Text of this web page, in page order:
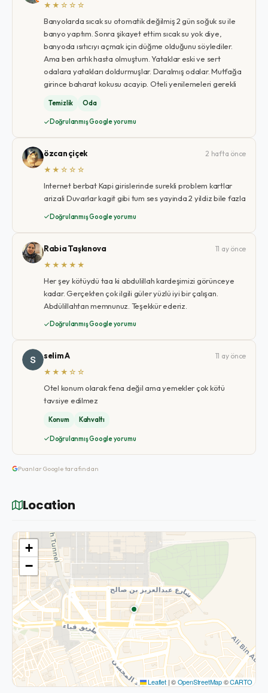
★★☆☆☆
Banyolarda sıcak su otomatik değilmiş 2 gün soğuk su ile
banyo yaptım. Sonra şikayet ettim sıcak su yok diye,
banyoda ısıtıcıyı açmak için düğme olduğunu söylediler.
Ama ben artık hasta olmuştum. Yataklar eski ve sert
odalara yatakları doldurmuşlar. Daralmış odalar. Mutfağa
girince baharat kokusu acayip. Oteli yenilemeleri gerekli
Temizlik Oda
Doğrulanmış Google yorumu
özcan çiçek
2 hafta önce
★★☆☆☆
Internet berbat Kapi girislerinde surekli problem kartlar
arizali Duvarlar kagit gibi tum ses yayinda 2 yildiz bile fazla
Doğrulanmış Google yorumu
Rabia Taşkınova
11 ay önce
★★★★★
Her şey kötüydü taa ki abdulillah kardeşimizi görünceye
kadar. Gerçekten çok ilgili güler yüzlü iyi bir çalışan.
Abdülillahtan memnunuz. Teşekkür ederiz.
Doğrulanmış Google yorumu
selim A
11 ay önce
★★★☆☆
Otel konum olarak fena değil ama yemekler çok kötü
tavsiye edilmez
Konum Kahvaltı
Doğrulanmış Google yorumu
Puanlar Google tarafından
Location
+
−
Leaflet |©OpenStreetMap©CARTO